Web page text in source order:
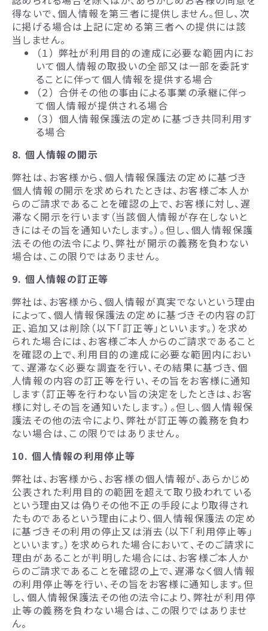
得ないで、個人情報を第三者に提供しません。但し、次
に掲げる場合は上記に定める第三者への提供には該
当しません。
（１） 弊社が利用目的の達成に必要な範囲内にお
いて個人情報の取扱いの全部又は一部を委託す
ることに伴って個人情報を提供する場合
（２） 合併その他の事由による事業の承継に伴っ
て個人情報が提供される場合
（３） 個人情報保護法の定めに基づき共同利用す
る場合
8. 個人情報の開示
弊社は、お客様から、個人情報保護法の定めに基づき
個人情報の開示を求められたときは、お客様ご本人か
らのご請求であることを確認の上で、お客様に対し、遅
滞なく開示を行います（当該個人情報が存在しないと
きにはその旨を通知いたします。）。但し、個人情報保護
法その他の法令により、弊社が開示の義務を負わない
場合は、この限りではありません。
9. 個人情報の訂正等
弊社は、お客様から、個人情報が真実でないという理由
によって、個人情報保護法の定めに基づきその内容の訂
正、追加又は削除（以下「訂正等」といいます。）を求め
られた場合には、お客様ご本人からのご請求であること
を確認の上で、利用目的の達成に必要な範囲内におい
て、遅滞なく必要な調査を行い、その結果に基づき、個
人情報の内容の訂正等を行い、その旨をお客様に通知
します（訂正等を行わない旨の決定をしたときは、お客
様に対しその旨を通知いたします。）。但し、個人情報保
護法その他の法令により、弊社が訂正等の義務を負わ
ない場合は、この限りではありません。
10. 個人情報の利用停止等
弊社は、お客様から、お客様の個人情報が、あらかじめ
公表された利用目的の範囲を超えて取り扱われている
という理由又は偽りその他不正の手段により取得され
たものであるという理由により、個人情報保護法の定め
に基づきその利用の停止又は消去（以下「利用停止等」
といいます。）を求められた場合において、そのご請求に
理由があることが判明した場合には、お客様ご本人か
らのご請求であることを確認の上で、遅滞なく個人情報
の利用停止等を行い、その旨をお客様に通知します。但
し、個人情報保護法その他の法令により、弊社が利用停
止等の義務を負わない場合は、この限りではありませ
ん。